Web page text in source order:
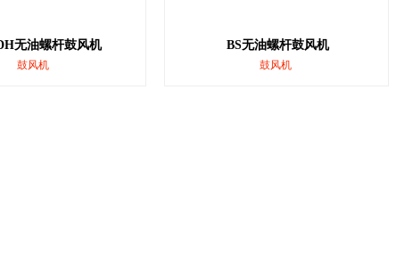
无油螺杆鼓风机
鼓风机
BS无油螺杆鼓风机
鼓风机